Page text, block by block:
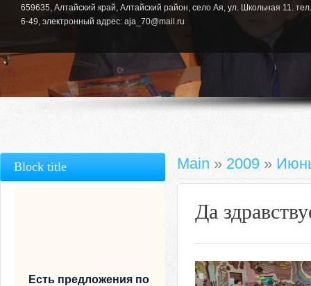
659635, Алтайский край, Алтайский район, село Ая, ул. Школьная 11.
6-49, электронный адрес: aja_70@mail.ru
Main » 2009 »
Да
Block title
Есть предложения по